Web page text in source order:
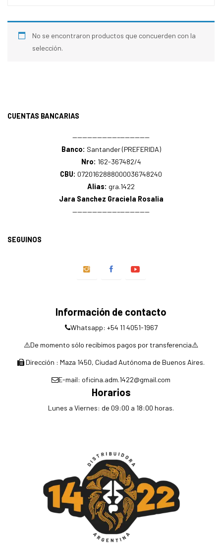
VIDEOS
No se encontraron productos que concuerden con la
selección.
CUENTAS BANCARIAS
—————————–——————
Banco: Santander (PREFERIDA)
Nro: 162-367482/4
CBU: 0720162888000036748240
Alias: gra.1422
Jara Sanchez Graciela Rosalia
—————————–——————
SEGUINOS
Información de contacto
Whatsapp: +54 11 4051-1967
⚠️De momento sólo recibimos pagos por transferencia⚠️
Dirección : Maza 1450, Ciudad Autónoma de Buenos Aires.
E-mail: oficina.adm.1422@gmail.com
Horarios
Lunes a Viernes: de 09:00 a 18:00 horas.